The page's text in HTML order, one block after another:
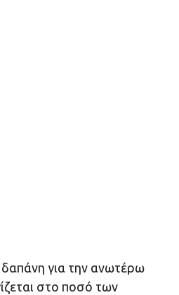
δαπάνη για την ανωτέρω
στο ποσό των